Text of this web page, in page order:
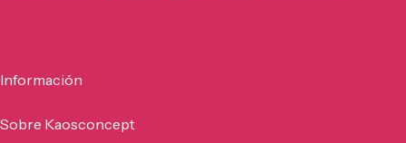
Información
Sobre Kaosconcept